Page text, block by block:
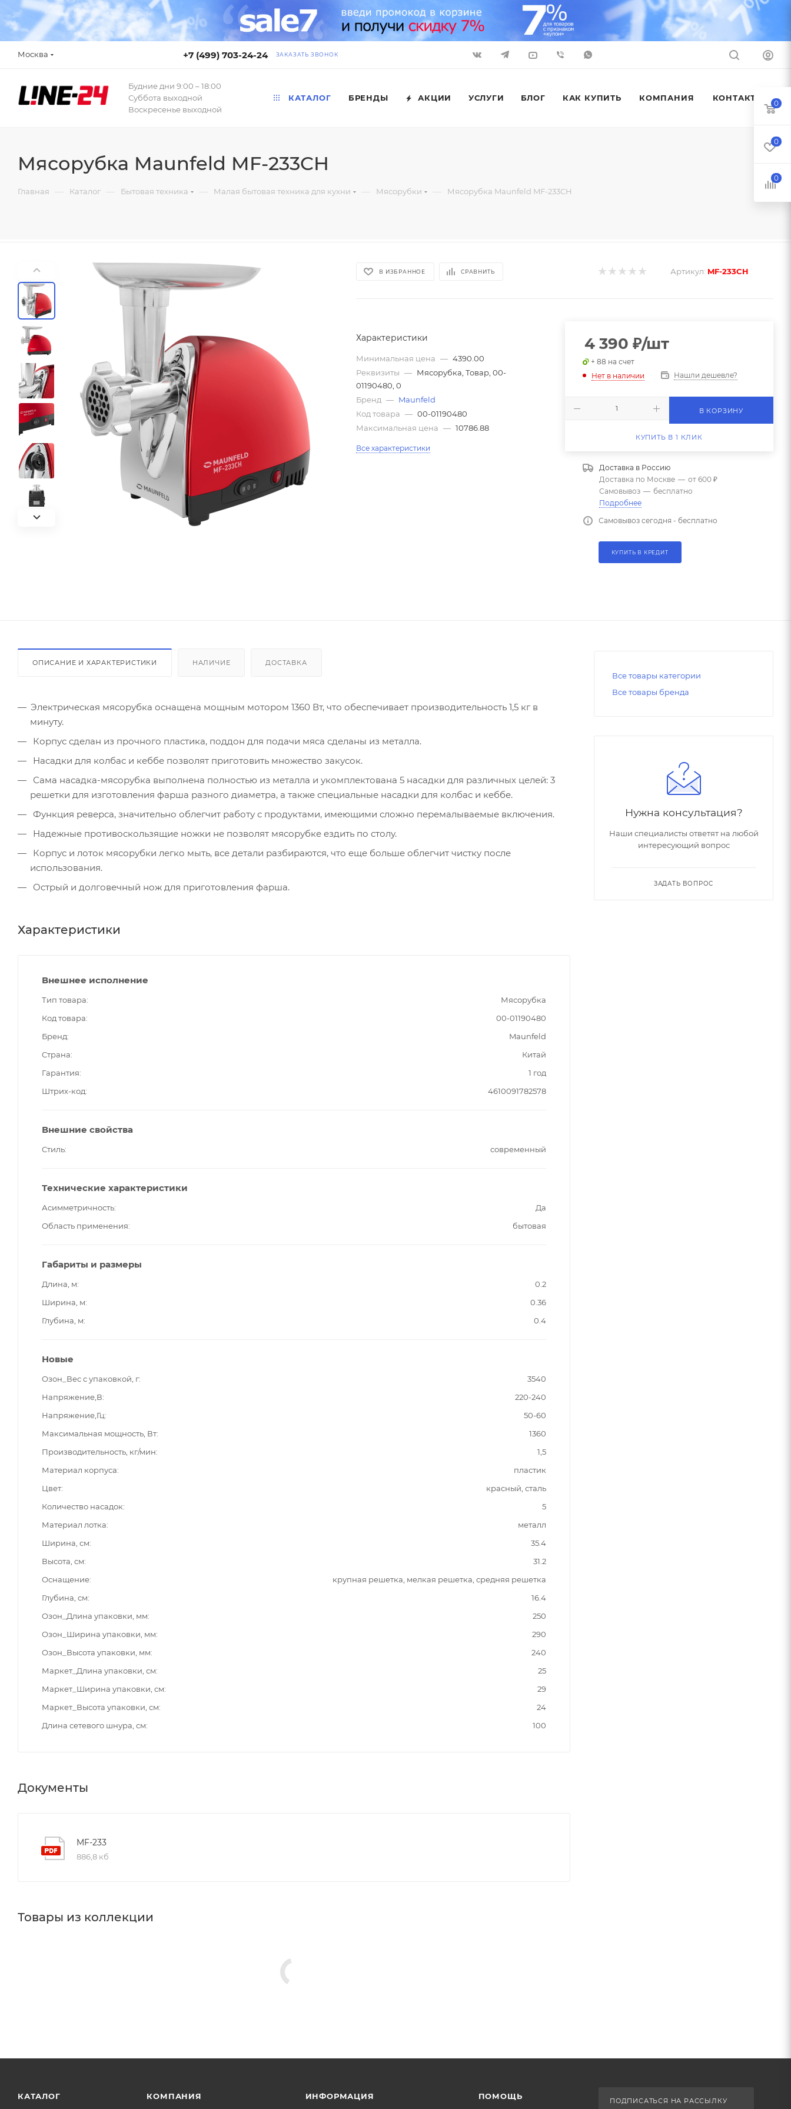
Москва +7 (499) 703-24-24 ЗАКАЗАТЬ ЗВОНОК
Будние дни 9:00 – 18:00
Суббота выходной
Воскресенье выходной
КАТАЛОГ БРЕНДЫ АКЦИИ УСЛУГИ БЛОГ КАК КУПИТЬ КОМПАНИЯ КОНТАКТЫ
Мясорубка Maunfeld MF-233CH
Главная — Каталог — Бытовая техника — Малая бытовая техника для кухни — Мясорубки — Мясорубка Maunfeld MF-233CH
В ИЗБРАННОЕ СРАВНИТЬ Артикул: MF-233CH
Характеристики
Минимальная цена — 4390.00
Реквизиты — Мясорубка, Товар, 00-
01190480, 0
Бренд — Maunfeld
Код товара — 00-01190480
Максимальная цена — 10786.88
Все характеристики
4 390 ₽/шт
+ 88 на счет
Нет в наличии
Нашли дешевле?
В КОРЗИНУ
КУПИТЬ В 1 КЛИК
Доставка в Россию
Доставка по Москве — от 600 ₽
Самовывоз — бесплатно
Подробнее
Самовывоз сегодня - бесплатно
КУПИТЬ В КРЕДИТ
ОПИСАНИЕ И ХАРАКТЕРИСТИКИ НАЛИЧИЕ ДОСТАВКА
Электрическая мясорубка оснащена мощным мотором 1360 Вт, что обеспечивает производительность 1,5 кг в
минуту.
Корпус сделан из прочного пластика, поддон для подачи мяса сделаны из металла.
Насадки для колбас и кеббе позволят приготовить множество закусок.
Сама насадка-мясорубка выполнена полностью из металла и укомплектована 5 насадки для различных целей: 3
решетки для изготовления фарша разного диаметра, а также специальные насадки для колбас и кеббе.
Функция реверса, значительно облегчит работу с продуктами, имеющими сложно перемалываемые включения.
Надежные противоскользящие ножки не позволят мясорубке ездить по столу.
Корпус и лоток мясорубки легко мыть, все детали разбираются, что еще больше облегчит чистку после
использования.
Острый и долговечный нож для приготовления фарша.
Характеристики
Внешнее исполнение
Тип товара
Мясорубка
Код товара
00-01190480
Бренд
Maunfeld
Страна
Китай
Гарантия
1 год
Штрих-код
4610091782578
Внешние свойства
Стиль современный
Технические характеристики
Асимметричность
Да
Область применения
бытовая
Габариты и размеры
Длина, м
0.2
Ширина, м
0.36
Глубина, м
0.4
Новые
Озон_Вес с упаковкой, г
3540
Напряжение,В
220-240
Напряжение,Гц
50-60
Максимальная мощность, Вт
1360
Производительность, кг/мин
1,5
Материал корпуса
пластик
Цвет
красный, сталь
Количество насадок
5
Материал лотка
металл
Ширина, см
35.4
Высота, см
31.2
Оснащение
крупная решетка, мелкая решетка, средняя решетка
Глубина, см
16.4
Озон_Длина упаковки, мм
250
Озон_Ширина упаковки, мм
290
Озон_Высота упаковки, мм
240
Маркет_Длина упаковки, см
25
Маркет_Ширина упаковки, см
29
Маркет_Высота упаковки, см
24
Длина сетевого шнура, см
100
Документы
MF-233
886,8 кб
Товары из коллекции
Все товары категории
Все товары бренда
Нужна консультация?
Наши специалисты ответят на любой
интересующий вопрос
ЗАДАТЬ ВОПРОС
КАТАЛОГ КОМПАНИЯ ИНФОРМАЦИЯ ПОМОЩЬ
ПОДПИСАТЬСЯ НА РАССЫЛКУ
0
0
0